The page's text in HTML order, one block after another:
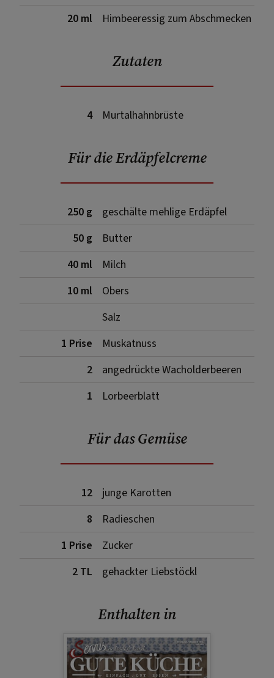
20 ml Himbeeressig zum Abschmecken
Zutaten
4 Murtalhahnbrüste
Für die Erdäpfelcreme
250 g
geschälte mehlige Erdäpfel
50 g
Butter
40 ml
Milch
10 ml
Obers
Salz
1 Prise
Muskatnuss
2
angedrückte Wacholderbeeren
1
Lorbeerblatt
Für das Gemüse
12
junge Karotten
8
Radieschen
1 Prise
Zucker
2 TL
gehackter Liebstöckl
Enthalten in